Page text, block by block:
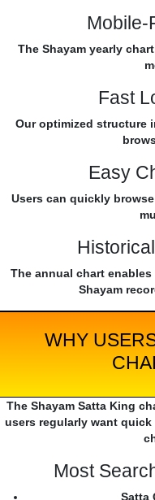
Mobile-
The Shayam yearly
Fast
Our optimized structure
Easy
Users can quickly
The annual chart
Shayam
WHY
The Shayam Satta King
users regularly want
Most
Satta